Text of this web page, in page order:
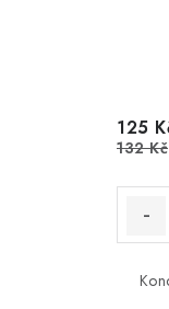
125
132 Kč